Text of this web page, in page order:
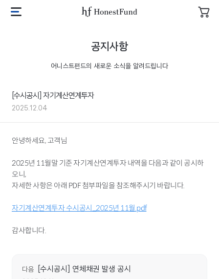
어
드
고
메
공지사항
어니스트펀드의 새로운 소식을 알려드립니다
[수시공시] 자기계산연계투자
2025.12.04
안녕하세요, 고객님
2025년 11월말 기준 자기계산연계투자 내역을 다음과 같이 공시하
오니,
자세한 사항은 아래 PDF 첨부파일을 참조해주시기 바랍니다.
자기계산연계투자 수시공시_2025년 11월.pdf
감사합니다.
다음 [수시공시] 연체채권 발생 공시